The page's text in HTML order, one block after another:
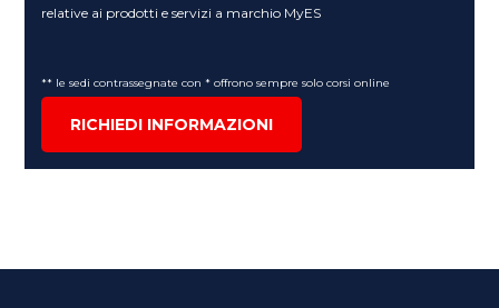
relative ai prodotti e servizi a marchio MyES
** le sedi contrassegnate con * offrono sempre solo corsi online
RICHIEDI INFORMAZIONI